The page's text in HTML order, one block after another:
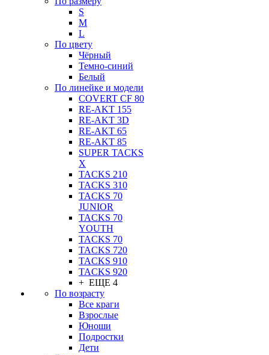
S
M
L
По цвету
Чёрный
Темно-синий
Белый
По линейке и модели
COVERT CF 80
RE-AKT 155
RE-AKT 3D
RE-AKT 65
RE-AKT 85
SUPER TACKS
X
TACKS 210
TACKS 310
TACKS 70
JUNIOR
TACKS 70
YOUTH
TACKS 70
TACKS 720
TACKS 910
TACKS 920
+ ЕЩЕ 4
По возрасту
Все краги
Взрослые
Юноши
Подростки
Дети